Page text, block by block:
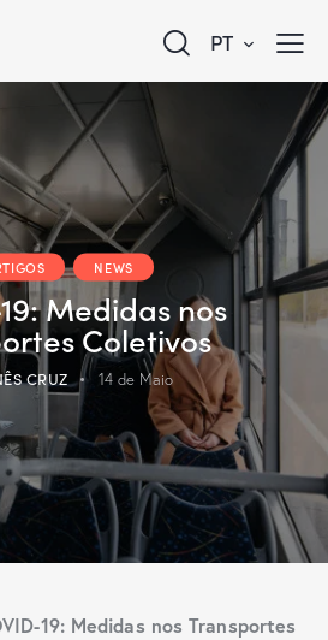
PT
NEWS
Medidas nos
Coletivos
CRUZ 14 de Maio
19: Medidas nos Transportes